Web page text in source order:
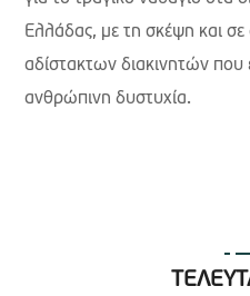
Ελλάδας, με τη σκέψη και
αδίστακτων διακινητών που
ανθρώπινη δυστυχία.